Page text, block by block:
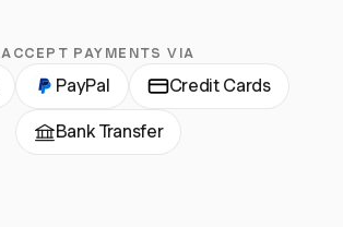
ACCEPT PAYMENTS VIA
PayPal Credit Cards
Bank Transfer